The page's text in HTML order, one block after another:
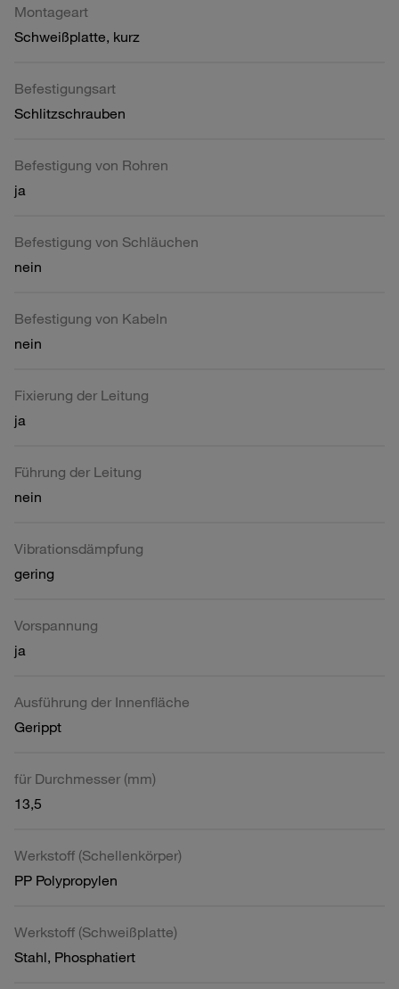
Montageart
Schweißplatte, kurz
Befestigungsart
Schlitzschrauben
Befestigung von Rohren
ja
Befestigung von Schläuchen
nein
Befestigung von Kabeln
nein
Fixierung der Leitung
ja
Führung der Leitung
nein
Vibrationsdämpfung
gering
Vorspannung
ja
Ausführung der Innenfläche
Gerippt
für Durchmesser (mm)
13,5
Werkstoff (Schellenkörper)
PP Polypropylen
Werkstoff (Schweißplatte)
Stahl, Phosphatiert